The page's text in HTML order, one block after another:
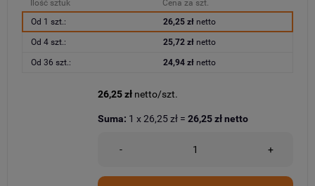
Ilość sztuk
Cena za szt.
Od 1 szt.:
26,25 złnetto
Od 4 szt.: 25,72 złnetto
Od 36 szt.: 24,94 złnetto
26,25 zł netto/szt.
- +
Suma: 1 x26,25 zł = 26,25 złnetto